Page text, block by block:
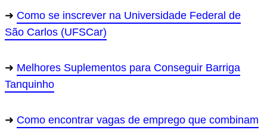
Como se inscrever na Universidade Federal de
São Carlos (UFSCar)
Melhores Suplementos para Conseguir Barriga
Tanquinho
Como encontrar vagas de emprego que combinam